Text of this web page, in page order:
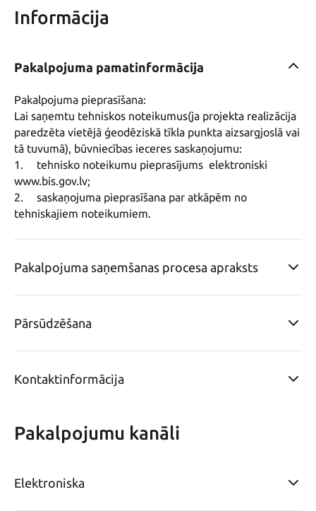
Informācija
Pakalpojuma pamatinformācija
Pakalpojuma pieprasīšana:
Lai saņemtu tehniskos noteikumus(ja projekta realizācija
paredzēta vietējā ģeodēziskā tīkla punkta aizsargjoslā vai
tā tuvumā), būvniecības ieceres saskaņojumu:
1.	tehnisko noteikumu pieprasījums  elektroniski
www.bis.gov.lv;
2.	saskaņojuma pieprasīšana par atkāpēm no
tehniskajiem noteikumiem.
Pakalpojuma saņemšanas procesa apraksts
Pārsūdzēšana
Kontaktinformācija
Pakalpojumu kanāli
Elektroniska